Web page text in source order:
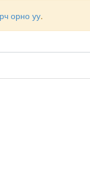
орно уу.